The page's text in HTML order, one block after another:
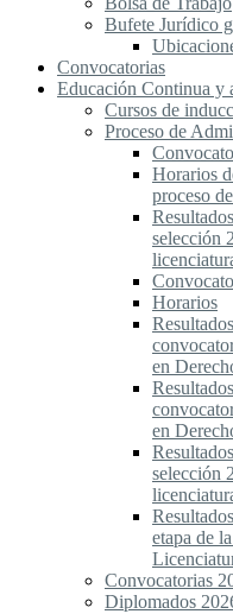
Bufete Jurídico
Convocatorias
Educación Continua y
Cursos de
Proceso de
Horarios
proceso
selección
Horarios
en
en
selección
etapa de
Convocatorias
Diplomados